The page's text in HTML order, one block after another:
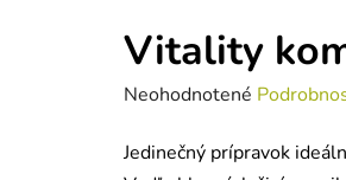
Vitality
Priemerné
produktu
Neohodnotené
Jedinečný prípravok